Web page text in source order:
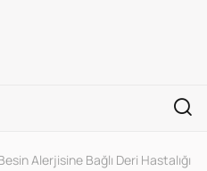
Alerjisine Bağlı Deri Hastalığı